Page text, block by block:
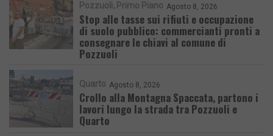
Pozzuoli Primo Piano Agosto 8, 2026
Stop alle tasse sui rifiuti e occupazione
di suolo pubblico: commercianti pronti a
consegnare le chiavi al comune di
Pozzuoli
Quarto Agosto 8, 2026
Crollo alla Montagna Spaccata, partono i
lavori lungo la strada tra Pozzuoli e
Quarto